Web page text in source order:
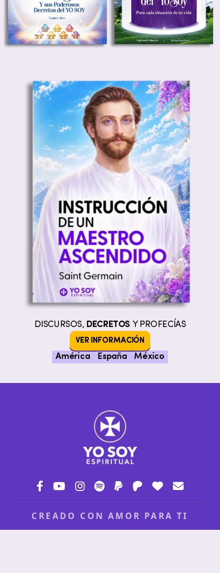
DISCURSOS, DECRETOS Y PROFECÍAS
VER INFORMACIÓN
América España México
CREADO CON AMOR PARA TI